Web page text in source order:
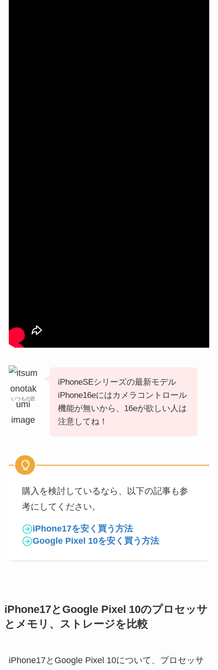
いつもの匠
iPhoneSEシリーズの最新モデル
iPhone16eにはカメラコントロール
機能が無いから、16eが欲しい人は
注意してね！
購入を検討しているなら、以下の記事も参
考にしてください。
iPhone17を安く買う方法
Google Pixel 10を安く買う方法
iPhone17とGoogle Pixel 10のプロセッサ
とメモリ、ストレージを比較
iPhone17とGoogle Pixel 10について、プロセッサ